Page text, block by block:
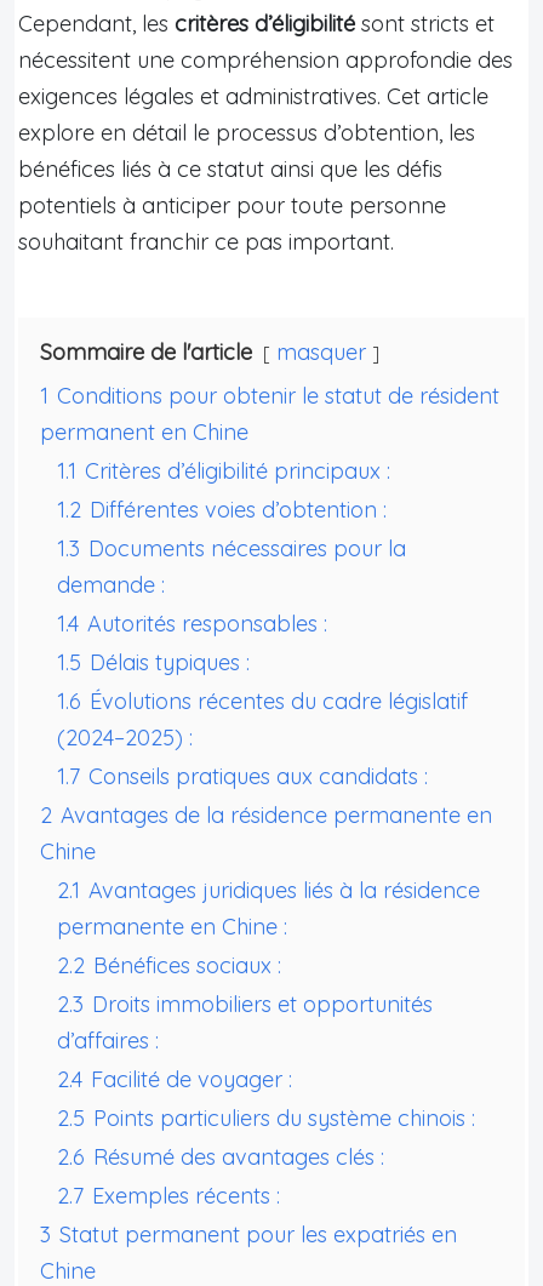
Cependant, les critères d’éligibilité sont stricts et
nécessitent une compréhension approfondie des
exigences légales et administratives. Cet article
explore en détail le processus d’obtention, les
bénéfices liés à ce statut ainsi que les défis
potentiels à anticiper pour toute personne
souhaitant franchir ce pas important.
Sommaire de l'article
masquer
1 Conditions pour obtenir le statut de résident
permanent en Chine
1.1 Critères d’éligibilité principaux :
1.2 Différentes voies d’obtention :
1.3 Documents nécessaires pour la
demande :
1.4 Autorités responsables :
1.5 Délais typiques :
1.6 Évolutions récentes du cadre législatif
(2024–2025) :
1.7 Conseils pratiques aux candidats :
2 Avantages de la résidence permanente en
Chine
2.1 Avantages juridiques liés à la résidence
permanente en Chine :
2.2 Bénéfices sociaux :
2.3 Droits immobiliers et opportunités
d’affaires :
2.4 Facilité de voyager :
2.5 Points particuliers du système chinois :
2.6 Résumé des avantages clés :
2.7 Exemples récents :
3 Statut permanent pour les expatriés en
Chine